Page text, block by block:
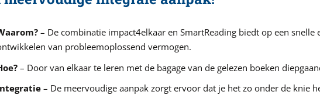
– De combinatie impact4elkaar en SmartReading biedt op een
van probleemoplossend vermogen.
– Door van elkaar te leren met de bagage van de gelezen boeken
– De meervoudige aanpak zorgt ervoor dat je het zo onder de knie